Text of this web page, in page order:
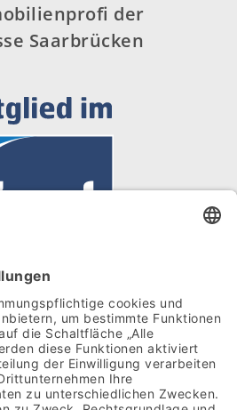
der
Saarbrücken